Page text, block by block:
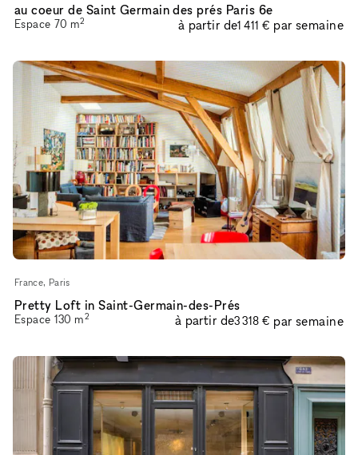
au coeur de Saint Germain des prés Paris 6e
Espace 70 m2 à partir de1 411 € par semaine
France, Paris
Pretty Loft in Saint-Germain-des-Prés
Espace 130 m2 à partir de3 318 € par semaine